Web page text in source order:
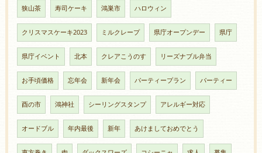
狭山茶 寿司ケーキ 鴻巣市 ハロウィン
クリスマスケーキ2023 ミルクレープ 県庁オープンデー 県庁
県庁イベント 北本 クレアこうのす リーズナブル弁当
お手頃価格 忘年会 新年会 パーティープラン パーティー
酉の市 鴻神社 シーリングスタンプ アレルギー対応
オードブル 年内最後 新年 あけましておめでとう